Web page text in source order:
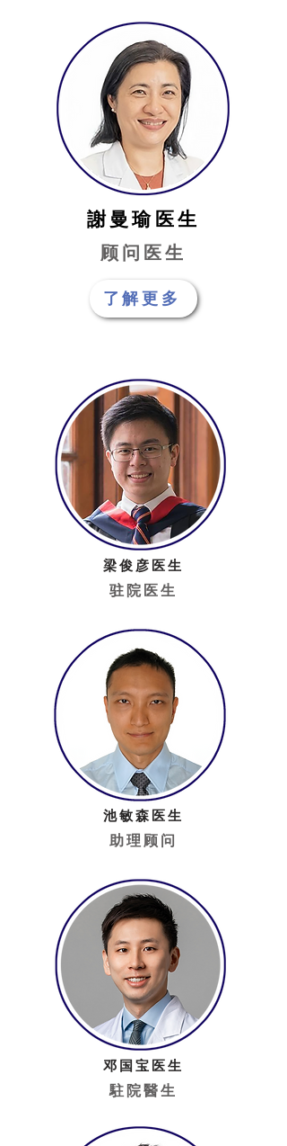
謝曼瑜医生
顾问医生
了解更多
梁俊彦医生
驻院医生
池敏森医生
助理顾问
邓国宝医生
駐院醫生